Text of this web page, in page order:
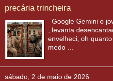
precária trincheira
Google Gemini o
, levanta
envelheci, oh
medo ...
sábado, 2 de maio de 2026